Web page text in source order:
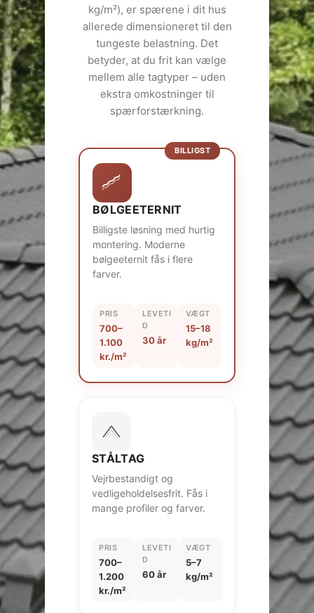
kg/m²), er spærene i dit hus
allerede dimensioneret til den
tungeste belastning. Det
betyder, at du frit kan vælge
mellem alle tagtyper – uden
ekstra omkostninger til
spærforstærkning.
BILLIGST
BØLGEETERNIT
Billigste løsning med hurtig
montering. Moderne
bølgeeternit fås i flere
farver.
PRIS
700–
1.100
kr./m²
LEVETI
D
30 år
VÆGT
15–18
kg/m²
STÅLTAG
Vejrbestandigt og
vedligeholdelsesfrit. Fås i
mange profiler og farver.
PRIS
700–
1.200
kr./m²
LEVETI
D
60 år
VÆGT
5–7
kg/m²